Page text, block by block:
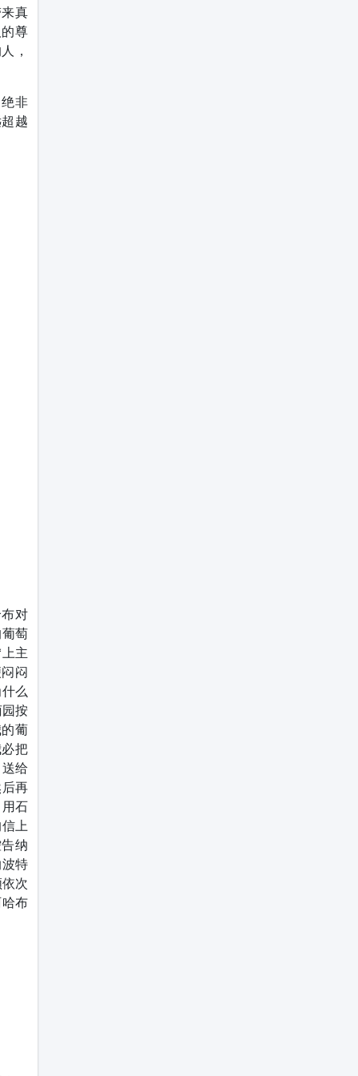
真
尊
，
非
越
对
萄
主
闷
么
按
葡
把
给
再
石
上
纳
特
次
布